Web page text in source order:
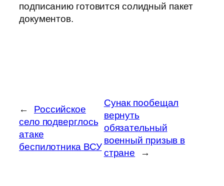
подписанию готовится солидный пакет
документов.
←
Российское
село подверглось
атаке
беспилотника ВСУ
Сунак пообещал
вернуть
обязательный
военный призыв в
стране
→